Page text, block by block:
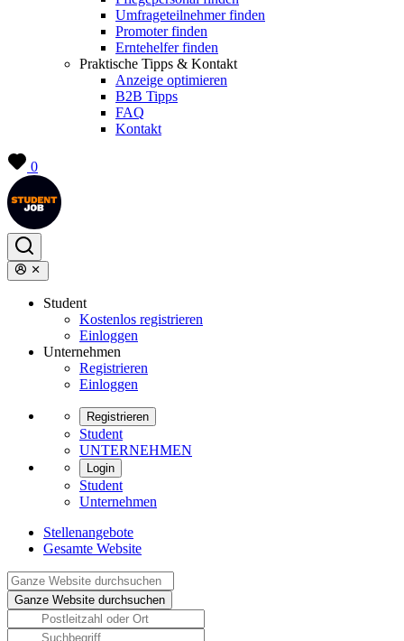
Umfrageteilnehmer finden
Promoter finden
Erntehelfer finden
Praktische Tipps & Kontakt
Anzeige optimieren
B2B Tipps
FAQ
Kontakt
0
Student
Kostenlos registrieren
Einloggen
Unternehmen
Registrieren
Einloggen
Registrieren
Student
UNTERNEHMEN
Login
Student
Unternehmen
Stellenangebote
Gesamte Website